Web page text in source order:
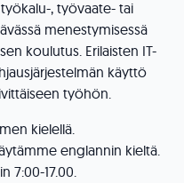
, työvaate- tai
menestymisessä
koulutus. Erilaisten IT-
käyttö
työhön.
kielellä.
englannin kieltä.
7:00-17.00.